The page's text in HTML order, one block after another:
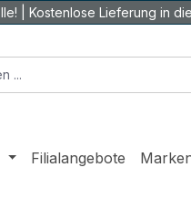
| Kostenlose Lieferung in
Filialangebote